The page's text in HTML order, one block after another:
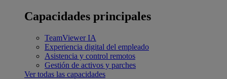
Capacidades principales
TeamViewer IA
Experiencia digital del empleado
Asistencia y control remotos
Gestión de activos y parches
Ver todas las capacidades